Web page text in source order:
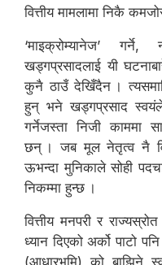
वित्तीय मामलामा निकै
‘माइक्रोम्यानेज’
खड्गप्रसादलाई यी
कुनै ठाउँ देखिँदैन ।
हुन् भने खड्गप्रसाद
गर्नेजस्ता निजी काममा
छन् । जब मूल नेतृत्व नै
ऊभन्दा मुनिकाले सोही
निकम्मा हुन्छ ।
वित्तीय मनपरी र
ध्यान दिएको अर्को पाटो
(आधारभूमि) को बाझिने